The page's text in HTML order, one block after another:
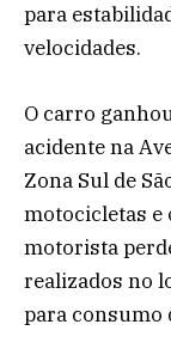
para
velocidades.
O carro
acidente na
Zona Sul de
motocicletas e
motorista
realizados no
para consumo